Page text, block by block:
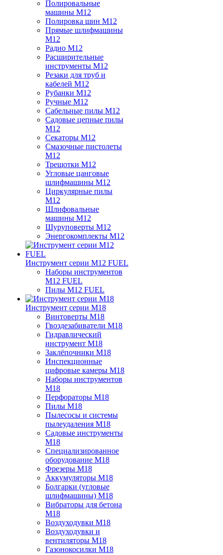
Полировальные
машины M12
Полировка шин M12
Прямые шлифмашины
M12
Радио M12
Расширительные
инструменты M12
Резаки для труб и
кабелей M12
Рубанки M12
Ручные M12
Сабельные пилы M12
Садовые цепные пилы
M12
Секаторы M12
Смазочные пистолеты
M12
Трещотки M12
Угловые цанговые
шлифмашины M12
Циркулярные пилы
M12
Шлифовальные
машины M12
Шуруповерты M12
Энергокомплекты M12
Инструмент серии M12 FUEL
Наборы инструментов
M12 FUEL
Пилы M12 FUEL
Инструмент серии M18
Винтоверты M18
Гвоздезабиватели M18
Гидравлический
инструмент M18
Заклёпочники M18
Инспекционные
цифровые камеры M18
Наборы инструментов
M18
Перфораторы M18
Пилы M18
Пылесосы и системы
пылеудаления M18
Садовые инструменты
M18
Специализированное
оборудование M18
Фрезеры M18
Аккумуляторы M18
Болгарки (угловые
шлифмашины) M18
Вибраторы для бетона
M18
Воздуходувки M18
Воздуходувки и
вентиляторы M18
Газонокосилки M18